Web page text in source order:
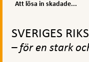
kontanter
Att lösa in skadade...
toppnavigation
SVERIGES
– för en stark